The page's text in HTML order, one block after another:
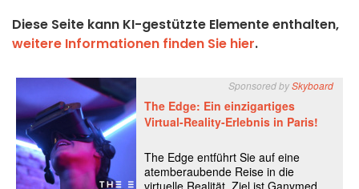
Diese Seite kann KI-gestützte Elemente enthalten,
weitere Informationen finden Sie hier.